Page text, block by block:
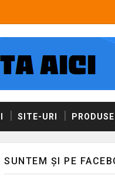
SITE-URI PRODUSE
SUNTEM ȘI PE